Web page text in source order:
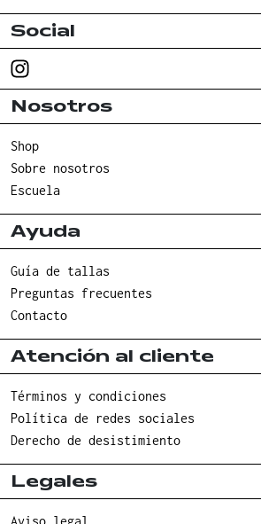
Social
Nosotros
Shop
Sobre nosotros
Escuela
Ayuda
Guía de tallas
Preguntas frecuentes
Contacto
Atención al cliente
Términos y condiciones
Política de redes sociales
Derecho de desistimiento
Legales
Aviso legal